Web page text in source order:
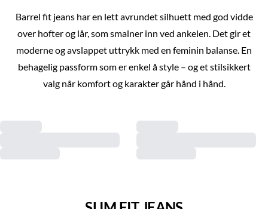
Barrel fit jeans har en lett avrundet silhuett med god vidde
over hofter og lår, som smalner inn ved ankelen. Det gir et
moderne og avslappet uttrykk med en feminin balanse. En
behagelig passform som er enkel å style – og et stilsikkert
valg når komfort og karakter går hånd i hånd.